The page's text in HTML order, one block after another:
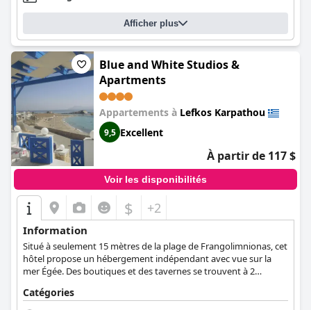
Afficher plus
Blue and White Studios &
Apartments
Appartements à Lefkos Karpathou
9,5 Excellent
À partir de 117 $
Voir les disponibilités
$ +2
Information
Situé à seulement 15 mètres de la plage de Frangolimnionas, cet
hôtel propose un hébergement indépendant avec vue sur la
mer Égée. Des boutiques et des tavernes se trouvent à 2
Catégories